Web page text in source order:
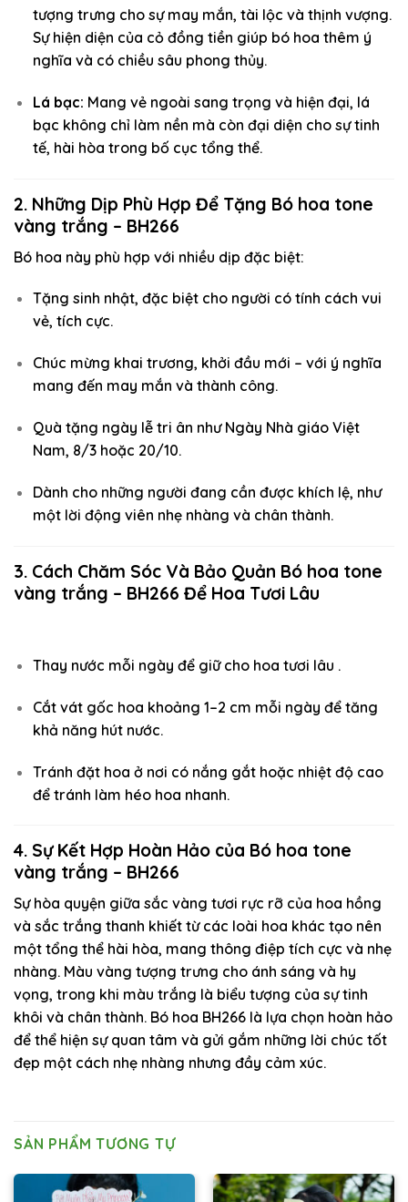
tượng trưng cho sự may mắn, tài lộc và thịnh vượng.
Sự hiện diện của cỏ đồng tiền giúp bó hoa thêm ý
nghĩa và có chiều sâu phong thủy.
Lá bạc: Mang vẻ ngoài sang trọng và hiện đại, lá
bạc không chỉ làm nền mà còn đại diện cho sự tinh
tế, hài hòa trong bố cục tổng thể.
2. Những Dịp Phù Hợp Để Tặng Bó hoa tone
vàng trắng – BH266
Bó hoa này phù hợp với nhiều dịp đặc biệt:
Tặng sinh nhật, đặc biệt cho người có tính cách vui
vẻ, tích cực.
Chúc mừng khai trương, khởi đầu mới – với ý nghĩa
mang đến may mắn và thành công.
Quà tặng ngày lễ tri ân như Ngày Nhà giáo Việt
Nam, 8/3 hoặc 20/10.
Dành cho những người đang cần được khích lệ, như
một lời động viên nhẹ nhàng và chân thành.
3. Cách Chăm Sóc Và Bảo Quản Bó hoa tone
vàng trắng – BH266 Để Hoa Tươi Lâu
Thay nước mỗi ngày để giữ cho hoa tươi lâu .
Cắt vát gốc hoa khoảng 1–2 cm mỗi ngày để tăng
khả năng hút nước.
Tránh đặt hoa ở nơi có nắng gắt hoặc nhiệt độ cao
để tránh làm héo hoa nhanh.
4. Sự Kết Hợp Hoàn Hảo của Bó hoa tone
vàng trắng – BH266
Sự hòa quyện giữa sắc vàng tươi rực rỡ của hoa hồng
và sắc trắng thanh khiết từ các loài hoa khác tạo nên
một tổng thể hài hòa, mang thông điệp tích cực và nhẹ
nhàng. Màu vàng tượng trưng cho ánh sáng và hy
vọng, trong khi màu trắng là biểu tượng của sự tinh
khôi và chân thành. Bó hoa BH266 là lựa chọn hoàn hảo
để thể hiện sự quan tâm và gửi gắm những lời chúc tốt
đẹp một cách nhẹ nhàng nhưng đầy cảm xúc.
SẢN PHẨM TƯƠNG TỰ